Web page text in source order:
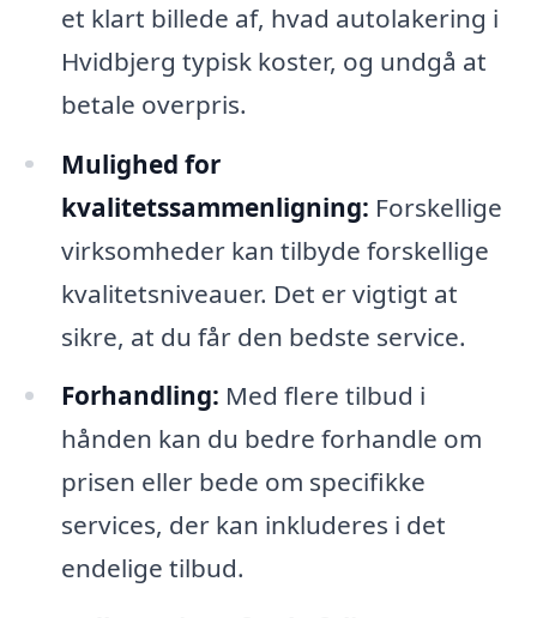
et klart billede af, hvad autolakering i
Hvidbjerg typisk koster, og undgå at
betale overpris.
Mulighed for
kvalitetssammenligning: Forskellige
virksomheder kan tilbyde forskellige
kvalitetsniveauer. Det er vigtigt at
sikre, at du får den bedste service.
Forhandling: Med flere tilbud i
hånden kan du bedre forhandle om
prisen eller bede om specifikke
services, der kan inkluderes i det
endelige tilbud.